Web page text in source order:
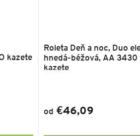
kazete
Roleta Deň a noc, Duo
hnedá-béžová, AA 3430
kazete
od €46,09